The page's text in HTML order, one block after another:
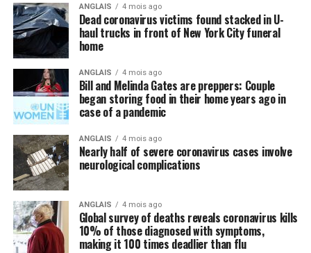
ANGLAIS 4 mois ago
Dead coronavirus victims found stacked in U-
haul trucks in front of New York City funeral
home
ANGLAIS 4 mois ago
Bill and Melinda Gates are preppers: Couple
began storing food in their home years ago in
case of a pandemic
ANGLAIS 4 mois ago
Nearly half of severe coronavirus cases involve
neurological complications
ANGLAIS 4 mois ago
Global survey of deaths reveals coronavirus kills
10% of those diagnosed with symptoms,
making it 100 times deadlier than flu